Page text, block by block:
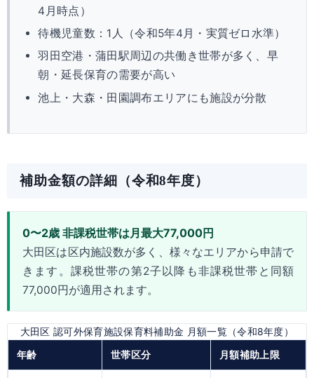
4月時点）
待機児童数：1人（令和5年4月・実質ゼロ水準）
羽田空港・蒲田駅周辺の共働き世帯が多く、早
朝・延長保育の需要が高い
池上・大森・田園調布エリアにも施設が分散
補助金額の詳細（令和8年度）
0〜2歳 非課税世帯は月最大77,000円
大田区は区内施設数が多く、様々なエリアから申請で
きます。課税世帯の第2子以降も非課税世帯と同額
77,000円が適用されます。
大田区 認可外保育施設保育料補助金 月額一覧（令和8年度）
年齢
世帯区分 月額補助上限